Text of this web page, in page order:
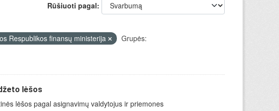
Rūšiuoti pagal
Respublikos finansų ministerija
Grupės:
lėšos
lėšos pagal asignavimų valdytojus ir priemones